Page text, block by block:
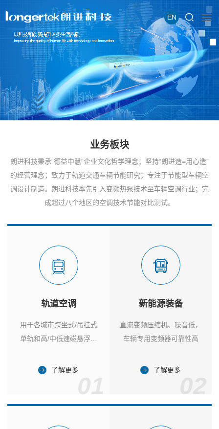
EN
业务板块
朗进科技秉承“德益中慧”企业文化哲学理念；坚持“朗进造=用心造”
的经营理念；致力于轨道交通车辆节能研究；专注于节能型车辆空
调设计制造。朗进科技率先引入变频热泵技术至车辆空调行业；完
成超过八个地区的空调技术节能对比测试。
轨道空调
用于各城市跨坐式/吊挂式
单轨和高/中低速磁悬浮列
了解更多
新能源装备
直流变频压缩机、噪音低，
车辆专用变频器可靠性高
了解更多